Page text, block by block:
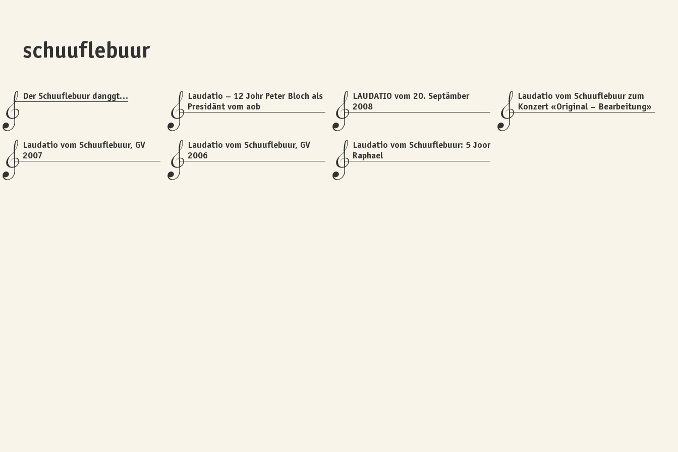
schuuflebuur
Der Schuuflebuur danggt…
Laudatio – 12 Johr Peter Bloch als
Presidänt vom aob
LAUDATIO vom 20. Septämber
2008
Laudatio vom Schuuflebuur zum
Konzert «Original – Bearbeitung»
Laudatio vom Schuuflebuur, GV
2007
Laudatio vom Schuuflebuur, GV
2006
Laudatio vom Schuuflebuur: 5 Joor
Raphael